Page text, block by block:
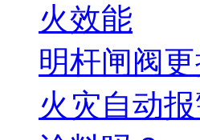
火效能
明杆闸阀
火灾自动